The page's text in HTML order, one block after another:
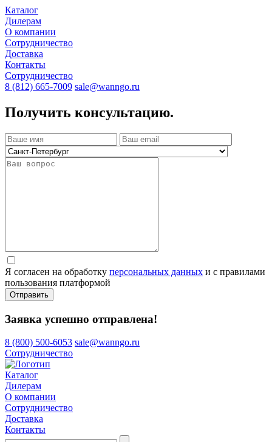
Каталог
Дилерам
О компании
Сотрудничество
Доставка
Контакты
Сотрудничество
8 (812) 665-7009 sale@wanngo.ru
Получить консультацию.
Я согласен на обработку персональных данных и с правилами
пользования платформой
Отправить
Заявка успешно отправлена!
8 (800) 500-6053 sale@wanngo.ru
Сотрудничество
Каталог
Дилерам
О компании
Сотрудничество
Доставка
Контакты